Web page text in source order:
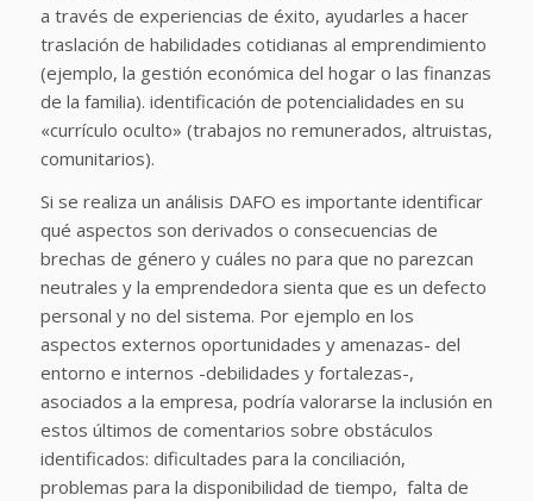
a través de experiencias de éxito, ayudarles a hacer
traslación de habilidades cotidianas al emprendimiento
(ejemplo, la gestión económica del hogar o las finanzas
de la familia). identificación de potencialidades en su
«currículo oculto» (trabajos no remunerados, altruistas,
comunitarios).
Si se realiza un análisis DAFO es importante identificar
qué aspectos son derivados o consecuencias de
brechas de género y cuáles no para que no parezcan
neutrales y la emprendedora sienta que es un defecto
personal y no del sistema. Por ejemplo en los
aspectos externos oportunidades y amenazas- del
entorno e internos -debilidades y fortalezas-,
asociados a la empresa, podría valorarse la inclusión en
estos últimos de comentarios sobre obstáculos
identificados: dificultades para la conciliación,
problemas para la disponibilidad de tiempo, falta de